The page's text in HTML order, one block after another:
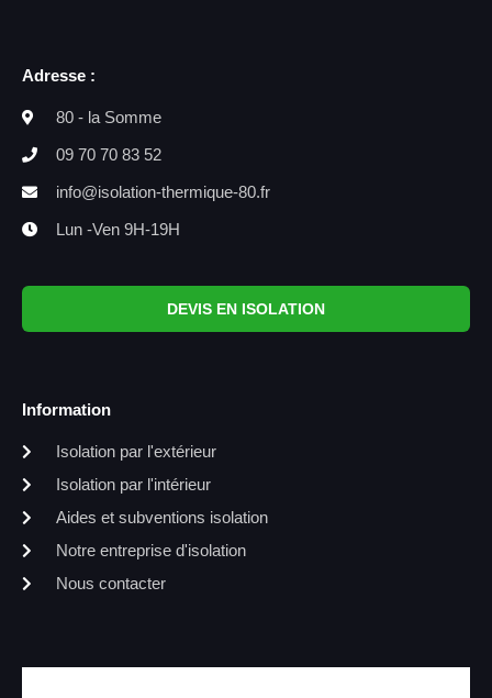
Adresse :
80 - la Somme
09 70 70 83 52
info@isolation-thermique-80.fr
Lun -Ven 9H-19H
DEVIS EN ISOLATION
Information
Isolation par l'extérieur
Isolation par l'intérieur
Aides et subventions isolation
Notre entreprise d'isolation
Nous contacter